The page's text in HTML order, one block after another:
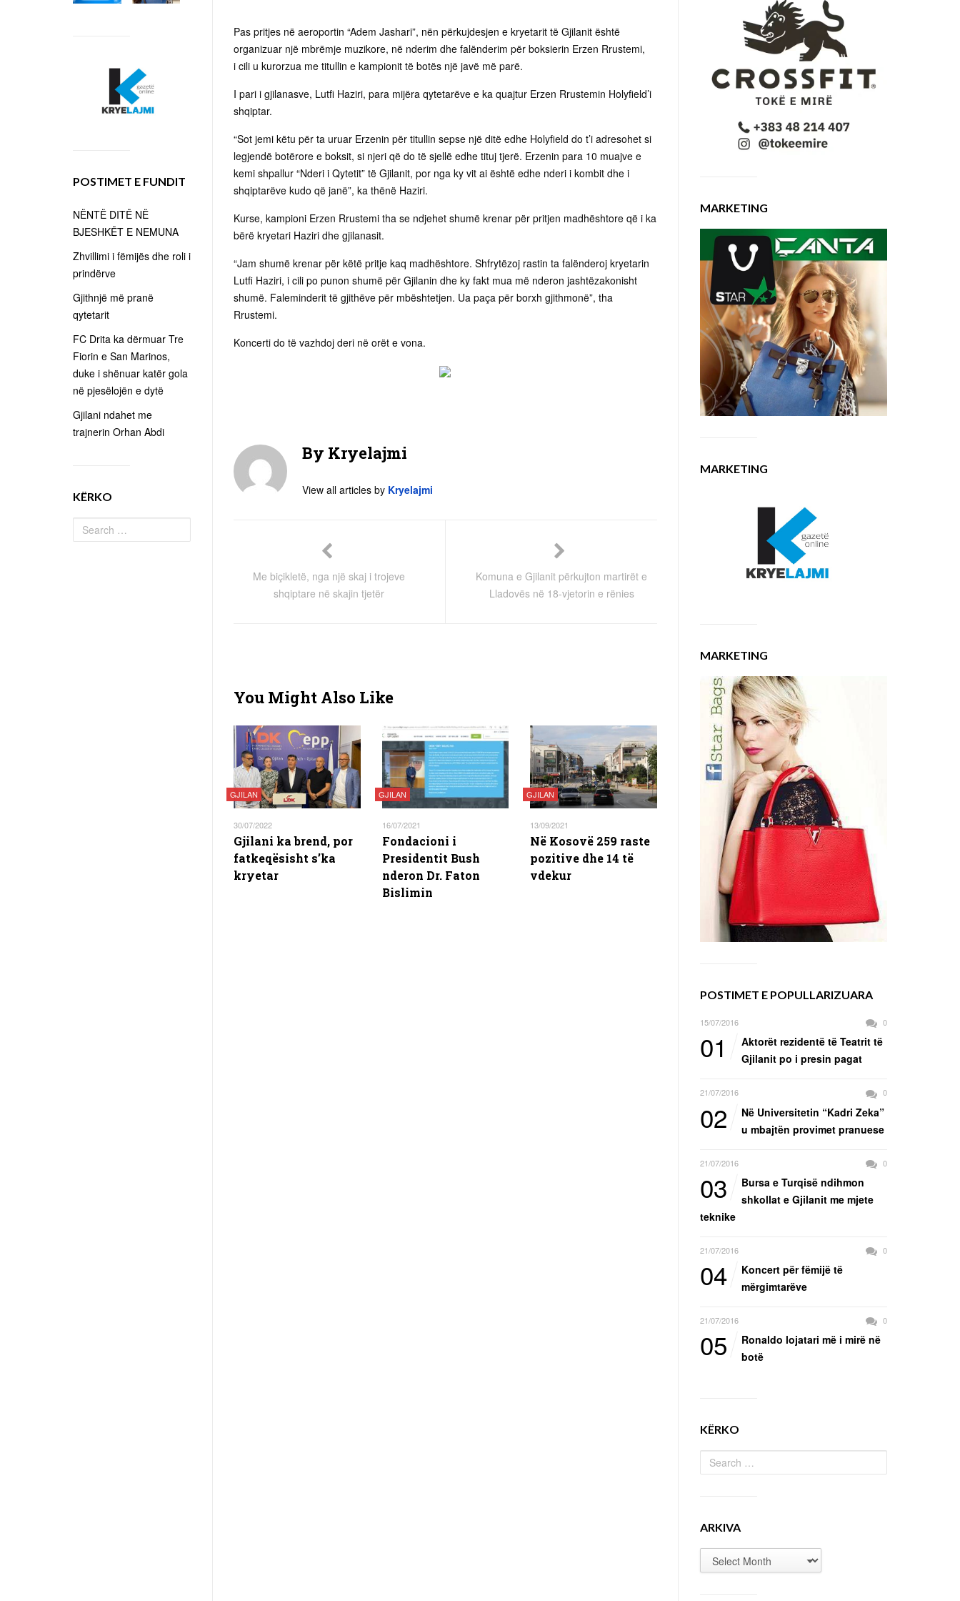
Pas pritjes në aeroportin “Adem Jashari”, nën përkujdesjen e kryetarit të Gjilanit është
organizuar një mbrëmje muzikore, në nderim dhe falënderim për boksierin Erzen Rrustemi,
i cili u kurorzua me titullin e kampionit të botës një javë më parë.
I pari i gjilanasve, Lutfi Haziri, para mijëra qytetarëve e ka quajtur Erzen Rrustemin Holyfield’i
shqiptar.
“Sot jemi këtu për ta uruar Erzenin për titullin sepse një ditë edhe Holyfield do t’i adresohet si
legjendë botërore e boksit, si njeri që do të sjellë edhe tituj tjerë. Erzenin para 10 muajve e
kemi shpallur “Nderi i Qytetit” të Gjilanit, por nga ky vit ai është edhe nderi i kombit dhe i
shqiptarëve kudo që janë”, ka thënë Haziri.
Kurse, kampioni Erzen Rrustemi tha se ndjehet shumë krenar për pritjen madhështore që i ka
bërë kryetari Haziri dhe gjilanasit.
“Jam shumë krenar për këtë pritje kaq madhështore. Shfrytëzoj rastin ta falënderoj kryetarin
Lutfi Haziri, i cili po punon shumë për Gjilanin dhe ky fakt mua më nderon jashtëzakonisht
shumë. Faleminderit të gjithëve për mbështetjen. Ua paça për borxh gjithmonë”, tha
Rrustemi.
Koncerti do të vazhdoj deri në orët e vona.​
By Kryelajmi
View all articles by Kryelajmi
Me biçikletë, nga një skaj i trojeve
shqiptare në skajin tjetër
Komuna e Gjilanit përkujton martirët e
Lladovës në 18-vjetorin e rënies
You Might Also Like
GJILAN
30/07/2022
Gjilani ka brend, por
fatkeqësisht s’ka
kryetar
GJILAN
16/07/2021
Fondacioni i
Presidentit Bush
nderon Dr. Faton
Bislimin
GJILAN
13/09/2021
Në Kosovë 259 raste
pozitive dhe 14 të
vdekur
MARKETING
MARKETING
MARKETING
POSTIMET E POPULLARIZUARA
15/07/2016 0
01
Aktorët rezidentë të Teatrit të
Gjilanit po i presin pagat
21/07/2016 0
02
Në Universitetin “Kadri Zeka”
u mbajtën provimet pranuese
21/07/2016 0
03
Bursa e Turqisë ndihmon
shkollat e Gjilanit me mjete
teknike
21/07/2016 0
04
Koncert për fëmijë të
mërgimtarëve
21/07/2016 0
05
Ronaldo lojatari më i mirë në
botë
KËRKO
ARKIVA
POSTIMET E FUNDIT
NËNTË DITË NË
BJESHKËT E NEMUNA
Zhvillimi i fëmijës dhe roli i
prindërve
Gjithnjë më pranë
qytetarit
FC Drita ka dërmuar Tre
Fiorin e San Marinos,
duke i shënuar katër gola
në pjesëlojën e dytë
Gjilani ndahet me
trajnerin Orhan Abdi
KËRKO